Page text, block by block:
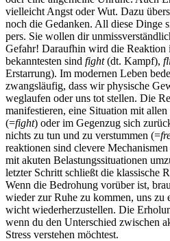
viel­leicht Angst oder Wut. Dazu
noch die Gedan­ken. All diese Dinge
pers. Sie wollen dir
Gefahr! Dar­auf­hin wird die Reak­tion
bekanntesten sind fight(dt. Kampf),
Erstarrung). Im modernen Leben
zwangsläufig, dass wir physische
weglaufen oder uns tot stellen. Die
manifestieren, eine Situation mit
(=fight) oder im Gegenzug sich
nichts zu tun und zu verstummen (=
re­ak­tio­nen sind cle­vere
mit akuten Belas­tungs­si­tua­tio­nen
letzter Schritt schließt die klassische
Wenn die Bedro­hung vor­über ist,
wieder zur Ruhe zu kommen, uns zu
wicht wie­der­her­zu­stel­len. Die
wenn du den Unter­schied zwi­schen
Stress ver­ste­hen möch­test.